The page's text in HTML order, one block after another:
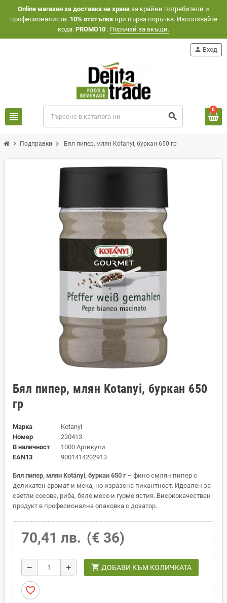
Оnline магазин за доставка на храна за крайни потребители и
професионалисти. 10% отстъпкапри първа поръчка. Използвайте
кода: PROMO10 . Поръчай за вкъщи.
view_headline search
person Вход
0
chevron_right Подправки chevron_right Бял пипер, млян Kotanyi, буркан 650 гр
Бял пипер, млян Kotanyi, буркан 650
гр
Марка
Kotanyi
Номер
220413
В наличност
1000 Артикули
EAN13
9001414202913
Бял пипер, млян Kotányi, буркан 650 г– фино смлян пипер с
деликатен аромат и мека, но изразена пикантност. Идеален за
светли сосове, риба, бяло месо и гурме ястия. Висококачествен
продукт в професионална опаковка с дозатор.
70,41 лв. (€ 36)
remove add shopping_cart ДОБАВИ КЪМ КОЛИЧКАТА
favorite_border